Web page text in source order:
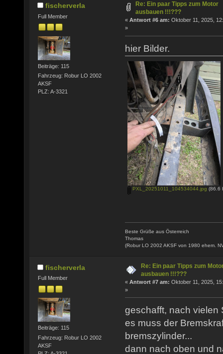
fischerverla
Full Member
Beiträge: 115
Fahrzeug: Robur LO 2002
AKSF
PLZ: A-3321
Re: Ein paar Tipps zum Motor
ausbauen !!!???
« Antwort #6 am: Oktober 11, 2025,
»
hier Bilder.
PXL_20251011_104534044.jpg (86.6
Beste Grüße aus Österreich
Thomas
(Robur LO 2002 AKSF von 1980 ehem.
fischerverla
Full Member
Beiträge: 115
Fahrzeug: Robur LO 2002
AKSF
Re: Ein paar Tipps zum
ausbauen !!!???
« Antwort #7 am: Oktober 11, 2025,
»
geschafft, nach vielen
es muss der
bremszylinder...
dann nach oben und